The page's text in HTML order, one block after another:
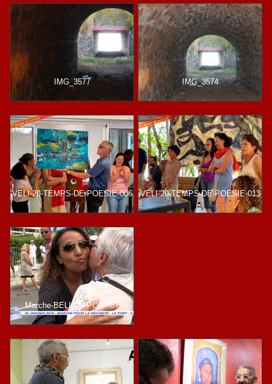
IMG_3577 IMG_3574
VELI-20-TEMPS-DE-POESIE-006 VELI-20-TEMPS-DE-POESIE-013
Marche-BELLON-PORT-37